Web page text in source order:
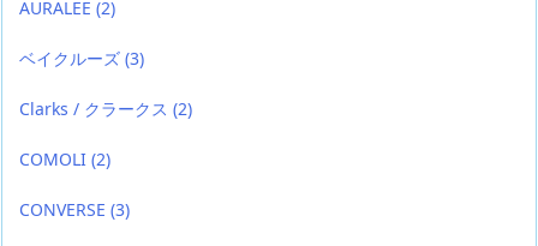
AURALEE (2)
ベイクルーズ (3)
Clarks / クラークス (2)
COMOLI (2)
CONVERSE (3)